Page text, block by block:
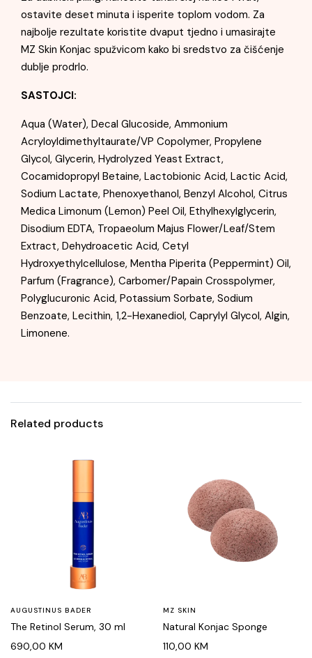
ostavite deset minuta i isperite toplom vodom. Za
najbolje rezultate koristite dvaput tjedno i umasirajte
MZ Skin Konjac spužvicom kako bi sredstvo za čišćenje
dublje prodrlo.
SASTOJCI:
Aqua (Water), Decal Glucoside, Ammonium
Acryloyldimethyltaurate/VP Copolymer, Propylene
Glycol, Glycerin, Hydrolyzed Yeast Extract,
Cocamidopropyl Betaine, Lactobionic Acid, Lactic Acid,
Sodium Lactate, Phenoxyethanol, Benzyl Alcohol, Citrus
Medica Limonum (Lemon) Peel Oil, Ethylhexylglycerin,
Disodium EDTA, Tropaeolum Majus Flower/Leaf/Stem
Extract, Dehydroacetic Acid, Cetyl
Hydroxyethylcellulose, Mentha Piperita (Peppermint) Oil,
Parfum (Fragrance), Carbomer/Papain Crosspolymer,
Polyglucuronic Acid, Potassium Sorbate, Sodium
Benzoate, Lecithin, 1,2-Hexanediol, Caprylyl Glycol, Algin,
Limonene.
Related products
AUGUSTINUS BADER
The Retinol Serum, 30 ml
690,00 KM
MZ SKIN
Natural Konjac Sponge
110,00 KM